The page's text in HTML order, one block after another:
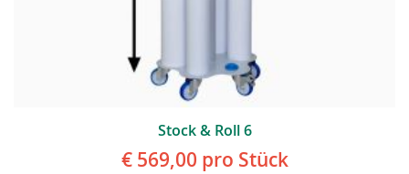
Stock & Roll 6
€ 569,00 pro Stück